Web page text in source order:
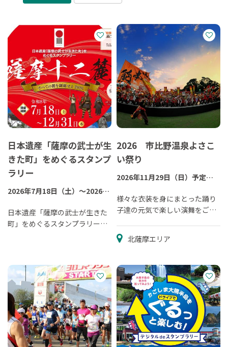
日本遺産「薩摩の武士が生
きた町」をめぐるスタンプ
ラリー
2026年7月18日（土）～2026年
日本遺産「薩摩の武士が生きた
町」をめぐるスタンプラリーを
2026 市比野温泉よさこ
い祭り
2026年11月29日（日）予定
様々な衣装を身にまとった踊り
子達の元気で楽しい演舞をご覧
北薩摩エリア